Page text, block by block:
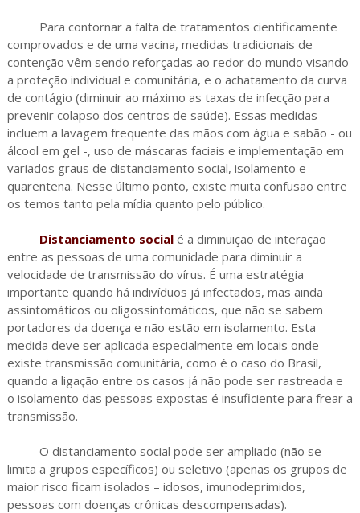
Para contornar a falta de tratamentos cientificamente
comprovados e de uma vacina, medidas tradicionais de
contenção vêm sendo reforçadas ao redor do mundo visando
a proteção individual e comunitária, e o achatamento da curva
de contágio (diminuir ao máximo as taxas de infecção para
prevenir colapso dos centros de saúde). Essas medidas
incluem a lavagem frequente das mãos com água e sabão - ou
álcool em gel -, uso de máscaras faciais e implementação em
variados graus de distanciamento social, isolamento e
quarentena. Nesse último ponto, existe muita confusão entre
os temos tanto pela mídia quanto pelo público.
Distanciamento socialé a diminuição de interação
entre as pessoas de uma comunidade para diminuir a
velocidade de transmissão do vírus. É uma estratégia
importante quando há indivíduos já infectados, mas ainda
assintomáticos ou oligossintomáticos, que não se sabem
portadores da doença e não estão em isolamento. Esta
medida deve ser aplicada especialmente em locais onde
existe transmissão comunitária, como é o caso do Brasil,
quando a ligação entre os casos já não pode ser rastreada e
o isolamento das pessoas expostas é insuficiente para frear a
transmissão.
O distanciamento social pode ser ampliado (não se
limita a grupos específicos) ou seletivo (apenas os grupos de
maior risco ficam isolados – idosos, imunodeprimidos,
pessoas com doenças crônicas descompensadas).